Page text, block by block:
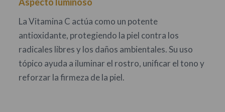
La Vitamina C actúa como un potente
antioxidante, protegiendo la piel contra los
radicales libres y los daños ambientales. Su uso
tópico ayuda a iluminar el rostro, unificar el tono y
reforzar la firmeza de la piel.